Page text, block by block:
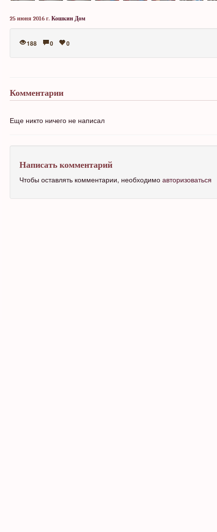
25 июня 2016 г. Кошкин Дом
188 0 0
Комментарии
Еще никто ничего не написал
Написать комментарий
Чтобы оставлять комментарии, необходимо авторизоваться